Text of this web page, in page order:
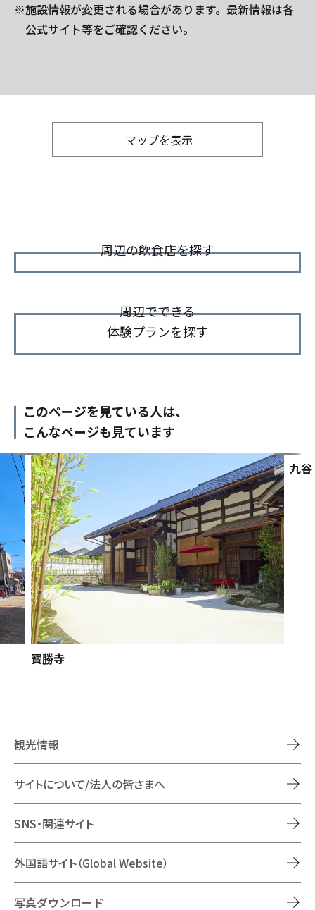
※施設情報が変更される場合があります。最新情報は各
公式サイト等をご確認ください。
マップを表示
周辺の飲食店を探す
周辺でできる
体験プランを探す
このページを見ている人は、
こんなページも見ています
寳勝寺
九
観光情報
サイトについて/法人の皆さまへ
SNS・関連サイト
外国語サイト（Global Website）
写真ダウンロード